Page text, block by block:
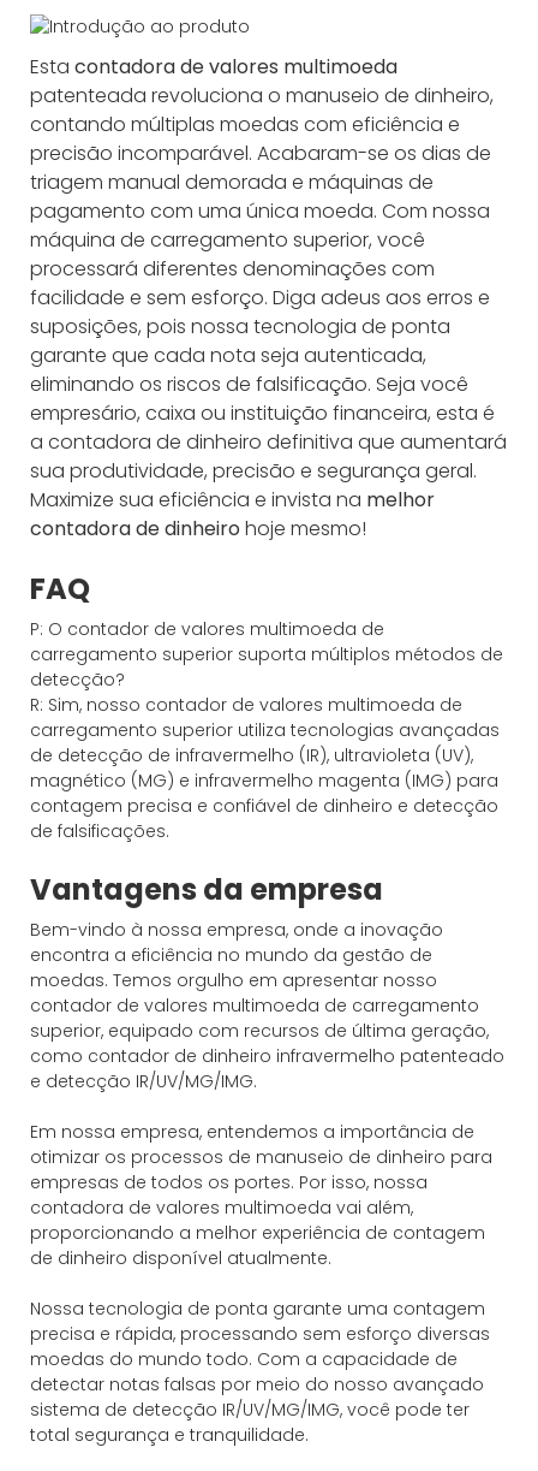
Esta contadora de valores multimoeda
patenteada revoluciona o manuseio de dinheiro,
contando múltiplas moedas com eficiência e
precisão incomparável. Acabaram-se os dias de
triagem manual demorada e máquinas de
pagamento com uma única moeda. Com nossa
máquina de carregamento superior, você
processará diferentes denominações com
facilidade e sem esforço. Diga adeus aos erros e
suposições, pois nossa tecnologia de ponta
garante que cada nota seja autenticada,
eliminando os riscos de falsificação. Seja você
empresário, caixa ou instituição financeira, esta é
a contadora de dinheiro definitiva que aumentará
sua produtividade, precisão e segurança geral.
Maximize sua eficiência e invista na melhor
contadora de dinheiro hoje mesmo!
FAQ
P: O contador de valores multimoeda de
carregamento superior suporta múltiplos métodos de
detecção?
R: Sim, nosso contador de valores multimoeda de
carregamento superior utiliza tecnologias avançadas
de detecção de infravermelho (IR), ultravioleta (UV),
magnético (MG) e infravermelho magenta (IMG) para
contagem precisa e confiável de dinheiro e detecção
de falsificações.
Vantagens da empresa
Bem-vindo à nossa empresa, onde a inovação
encontra a eficiência no mundo da gestão de
moedas. Temos orgulho em apresentar nosso
contador de valores multimoeda de carregamento
superior, equipado com recursos de última geração,
como contador de dinheiro infravermelho patenteado
e detecção IR/UV/MG/IMG.
Em nossa empresa, entendemos a importância de
otimizar os processos de manuseio de dinheiro para
empresas de todos os portes. Por isso, nossa
contadora de valores multimoeda vai além,
proporcionando a melhor experiência de contagem
de dinheiro disponível atualmente.
Nossa tecnologia de ponta garante uma contagem
precisa e rápida, processando sem esforço diversas
moedas do mundo todo. Com a capacidade de
detectar notas falsas por meio do nosso avançado
sistema de detecção IR/UV/MG/IMG, você pode ter
total segurança e tranquilidade.